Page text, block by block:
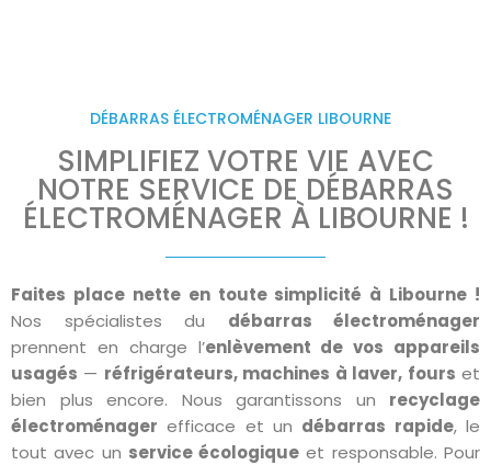
DÉBARRAS ÉLECTROMÉNAGER LIBOURNE
SIMPLIFIEZ VOTRE VIE AVEC
NOTRE SERVICE DE DÉBARRAS
ÉLECTROMÉNAGER À LIBOURNE !
Faites place nette en toute simplicité à Libourne !
Nos spécialistes du débarras électroménager
prennent en charge l’enlèvement de vos appareils
usagés — réfrigérateurs, machines à laver, fours et
bien plus encore. Nous garantissons un recyclage
électroménager efficace et un débarras rapide, le
tout avec un service écologique et responsable. Pour